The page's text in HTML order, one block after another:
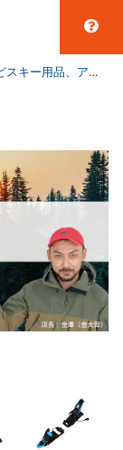
買取なら仙台の【山とエコ】